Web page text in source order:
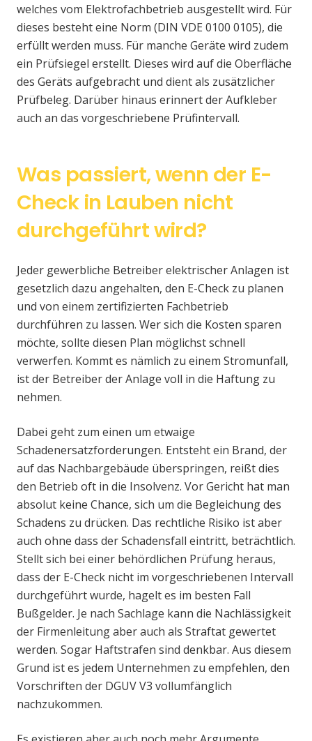
welches vom Elektrofachbetrieb ausgestellt wird. Für
dieses besteht eine Norm (DIN VDE 0100 0105), die
erfüllt werden muss. Für manche Geräte wird zudem
ein Prüfsiegel erstellt. Dieses wird auf die Oberfläche
des Geräts aufgebracht und dient als zusätzlicher
Prüfbeleg. Darüber hinaus erinnert der Aufkleber
auch an das vorgeschriebene Prüfintervall.
Was passiert, wenn der E-
Check in Lauben nicht
durchgeführt wird?
Jeder gewerbliche Betreiber elektrischer Anlagen ist
gesetzlich dazu angehalten, den E-Check zu planen
und von einem zertifizierten Fachbetrieb
durchführen zu lassen. Wer sich die Kosten sparen
möchte, sollte diesen Plan möglichst schnell
verwerfen. Kommt es nämlich zu einem Stromunfall,
ist der Betreiber der Anlage voll in die Haftung zu
nehmen.
Dabei geht zum einen um etwaige
Schadenersatzforderungen. Entsteht ein Brand, der
auf das Nachbargebäude überspringen, reißt dies
den Betrieb oft in die Insolvenz. Vor Gericht hat man
absolut keine Chance, sich um die Begleichung des
Schadens zu drücken. Das rechtliche Risiko ist aber
auch ohne dass der Schadensfall eintritt, beträchtlich.
Stellt sich bei einer behördlichen Prüfung heraus,
dass der E-Check nicht im vorgeschriebenen Intervall
durchgeführt wurde, hagelt es im besten Fall
Bußgelder. Je nach Sachlage kann die Nachlässigkeit
der Firmenleitung aber auch als Straftat gewertet
werden. Sogar Haftstrafen sind denkbar. Aus diesem
Grund ist es jedem Unternehmen zu empfehlen, den
Vorschriften der DGUV V3 vollumfänglich
nachzukommen.